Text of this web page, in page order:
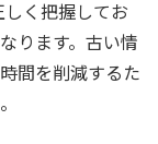
く把握してお
ります。古い情
間を削減するた